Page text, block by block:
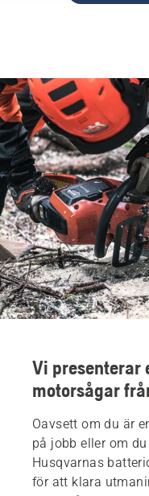
Vi presenterar
motorsågar
Oavsett om du är
på jobb eller om
Husqvarnas
för att klara